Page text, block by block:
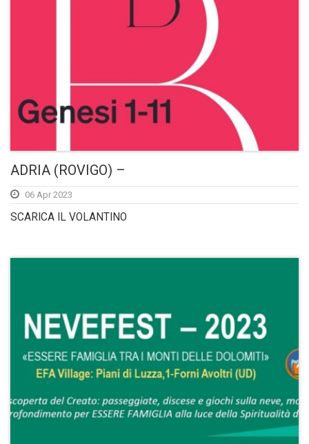
ADRIA (ROVIGO) –
06 Apr 2023
SCARICA IL VOLANTINO